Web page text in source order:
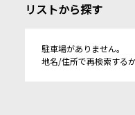
リストから探す
駐車場がありません。
地名/住所で再検索する